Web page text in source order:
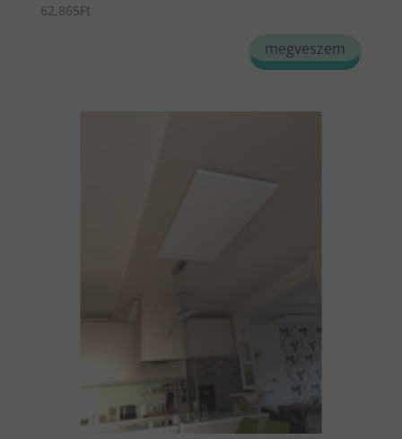
62,865Ft
megveszem